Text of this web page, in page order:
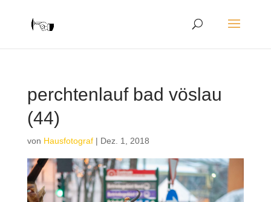
perchtenlauf bad vöslau
(44)
von Hausfotograf| Dez. 1, 2018